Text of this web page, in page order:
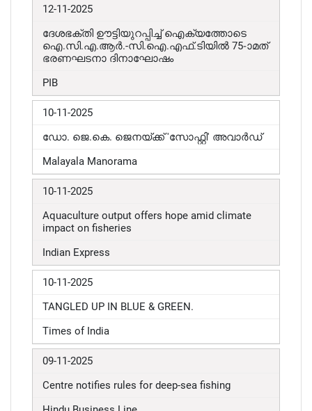
12-11-2025
ദേശഭക്തി ഊട്ടിയുറപ്പിച്ച് ഐക്യത്തോടെ
ഐ.സി.എ.ആർ.-സി.ഐ.എഫ്.ടിയിൽ 75-ാമത്
ഭരണഘടനാ ദിനാഘോഷം
PIB
10-11-2025
ഡോ. ജെ.കെ. ജെനയ്ക്ക് 'സോഫ്റ്റി' അവാർഡ്
Malayala Manorama
10-11-2025
Aquaculture output offers hope amid climate
impact on fisheries
Indian Express
10-11-2025
TANGLED UP IN BLUE & GREEN.
Times of India
09-11-2025
Centre notifies rules for deep-sea fishing